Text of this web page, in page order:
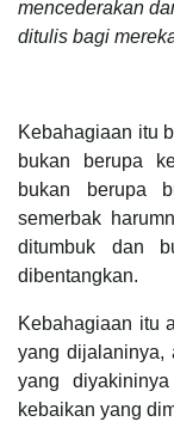
mencederakan
ditulis bagi
Kebahagiaan itu
bukan berupa
bukan berupa
semerbak
ditumbuk dan
dibentangkan.
Kebahagiaan itu
yang dijalaninya,
yang
kebaikan yang